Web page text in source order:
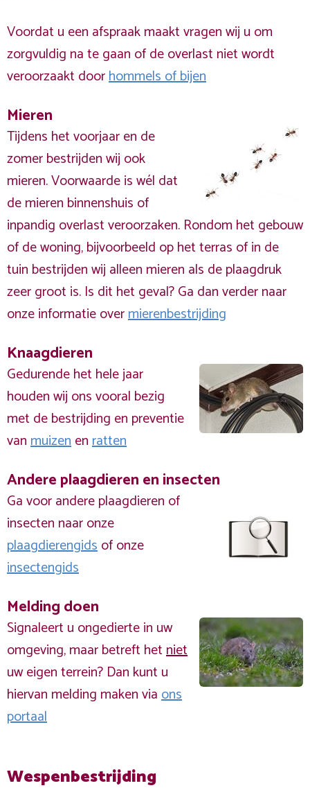
Voordat u een afspraak maakt vragen wij u om
zorgvuldig na te gaan of de overlast niet wordt
veroorzaakt doorhommels of bijen
Mieren
Tijdens het voorjaar en de
zomer bestrijden wij ook
mieren. Voorwaarde is wél dat
de mieren binnenshuis of
inpandig overlast veroorzaken. Rondom het gebouw
of de woning, bijvoorbeeld op het terras of in de
tuin bestrijden wij alleen mieren als de plaagdruk
zeer groot is. Is dit het geval? Ga dan verder naar
onze informatie overmierenbestrijding
Knaagdieren
Gedurende het hele jaar
houden wij ons vooral bezig
met de bestrijding en preventie
vanmuizenenratten
Andere plaagdieren en insecten
Ga voor andere plaagdieren of
insecten naar onze
plaagdierengidsof onze
insectengids
Melding doen
Signaleert u ongedierte in uw
omgeving, maar betreft hetniet
uw eigen terrein? Dan kunt u
hiervan melding maken viaons
portaal
Wespenbestrijding